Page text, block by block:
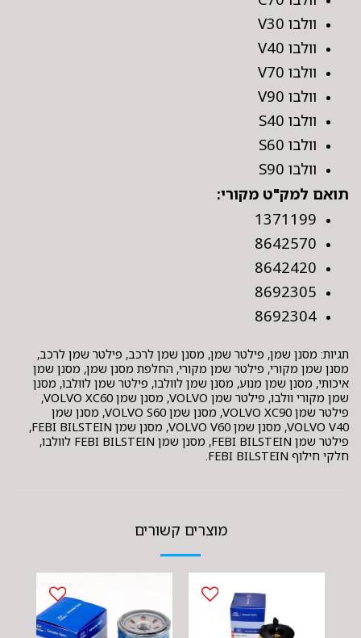
וולבו V30
וולבו V40
וולבו V70
וולבו V90
וולבו S40
וולבו S60
וולבו S90
תואם למק"ט מקורי:
1371199
8642570
8642420
8692305
8692304
תגיות: מסנן שמן, פילטר שמן, מסנן שמן לרכב, פילטר שמן לרכב,
מסנן שמן מקורי, פילטר שמן מקורי, החלפת מסנן שמן, מסנן שמן
איכותי, מסנן שמן מנוע, מסנן שמן לוולבו, פילטר שמן לוולבו, מסנן
שמן מקורי וולבו, פילטר שמן VOLVO, מסנן שמן VOLVO XC60,
פילטר שמן VOLVO XC90, מסנן שמן VOLVO S60, מסנן שמן
VOLVO V40, מסנן שמן VOLVO V60, מסנן שמן FEBI BILSTEIN,
פילטר שמן FEBI BILSTEIN, מסנן שמן FEBI BILSTEIN לוולבו,
חלקי חילוף FEBI BILSTEIN.
מוצרים קשורים